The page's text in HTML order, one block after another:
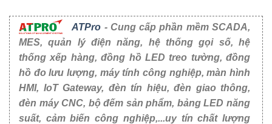
ATPro - Cung cấp phần mềm SCADA,
MES, quản lý điện năng, hệ thống gọi số, hệ
thống xếp hàng, đồng hồ LED treo tường, đồng
hồ đo lưu lượng, máy tính công nghiệp, màn hình
HMI, IoT Gateway, đèn tín hiệu, đèn giao thông,
đèn máy CNC, bộ đếm sản phẩm, bảng LED năng
suất, cảm biến công nghiệp,...uy tín chất lượng